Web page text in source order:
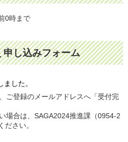
0時まで
し込みフォーム
した。
ご登録のメールアドレスへ「受付完
場合は、SAGA2024推進課（0954-2
さい。